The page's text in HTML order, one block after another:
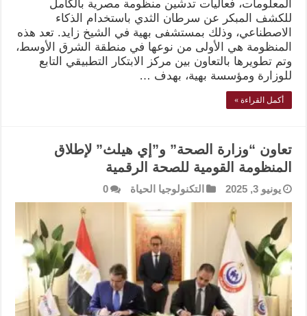
المعلومات، فعاليات تدشين منظومة مصرية بالكامل
للكشف المبكر عن سرطان الثدي باستخدام الذكاء
الاصطناعي، وذلك بمستشفى بهية في الشيخ زايد. تعد هذه
المنظومة هي الأولى من نوعها في منطقة الشرق الأوسط،
وتم تطويرها بالتعاون بين مركز الابتكار التطبيقي التابع
للوزارة ومؤسسة بهية، بهدف …
أكمل القراءة »
تعاون “وزارة الصحة” و”إي هيلث” لإطلاق
المنظومة القومية للصحة الرقمية
يونيو 3, 2025 التكنولوجيا الحياة 0